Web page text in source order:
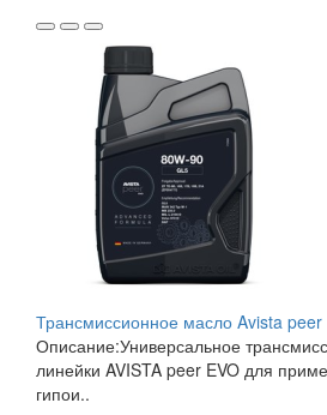
Трансмиссионное масло Avista
Описание:Универсальное
линейки AVISTA peer EVO для
гипои..